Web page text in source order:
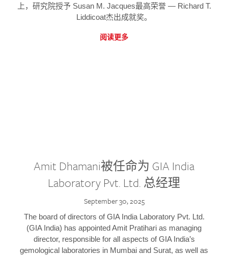
上，研究院授予 Susan M. Jacques最高荣誉 — Richard T.
Liddicoat杰出成就奖。
阅读更多
Amit Dhamani被任命为 GIA India
Laboratory Pvt. Ltd. 总经理
September 30, 2025
The board of directors of GIA India Laboratory Pvt. Ltd.
(GIA India) has appointed Amit Pratihari as managing
director, responsible for all aspects of GIA India’s
gemological laboratories in Mumbai and Surat, as well as